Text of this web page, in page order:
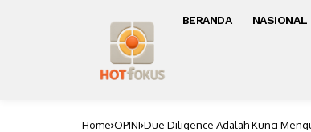
BERANDA NASIONAL
Home OPINI Due Diligence Adalah Kunci